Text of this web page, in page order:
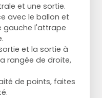
et une sortie.
avec le ballon et
gauche l'attrape
et la sortie à
rangée de droite,
de points, faites